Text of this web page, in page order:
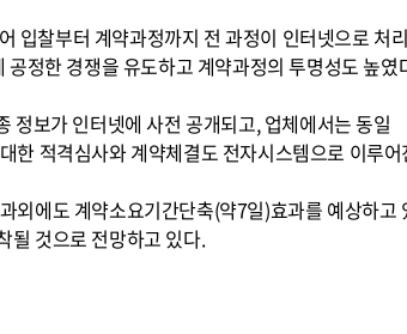
입찰부터 계약과정까지 전 과정이 인터넷으로 처
정한 경쟁을 유도하고 계약과정의 투명성도 높였
보가 인터넷에 사전 공개되고, 업체에서는 동일
한 적격심사와 계약체결도 전자시스템으로 이루어
외에도 계약소요기간단축(약7일)효과를 예상하고
될 것으로 전망하고 있다.